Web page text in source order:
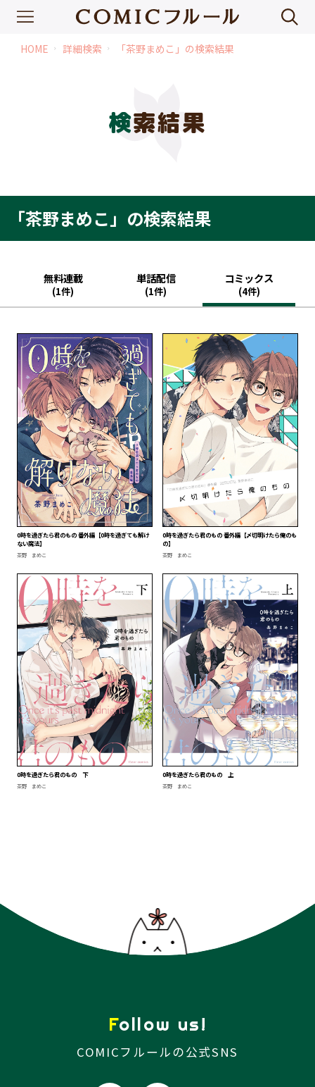
HOME chevron_right 詳細検索 chevron_right 「茶野まめこ」の検索結果
検索結果
「茶野まめこ」の検索結果
無料連載
(1件)
単話配信
(1件)
コミックス
(4件)
0時を過ぎたら君のもの 番外編【0時を過ぎても解け
ない魔法】
茶野 まめこ
0時を過ぎたら君のもの 番外編【〆切明けたら俺のも
の】
茶野 まめこ
0時を過ぎたら君のもの 下
茶野 まめこ
0時を過ぎたら君のもの 上
茶野 まめこ
Follow us!
COMICフルールの公式SNS